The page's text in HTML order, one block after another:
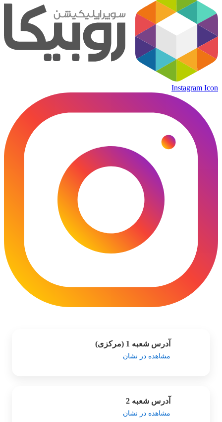
Instagram Icon
آدرس شعبه 1 (مرکزی)
مشاهده در نشان
آدرس شعبه 2
مشاهده در نشان